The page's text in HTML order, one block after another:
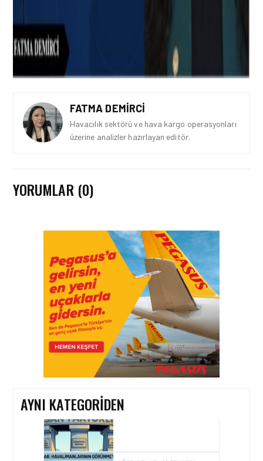
FATMA DEMIRCI
Havacılık sektörü ve hava kargo operasyonları
üzerine analizler hazırlayan editör.
YORUMLAR (0)
AYNI KATEGORIDEN
KÖŞE YAZILARI • 30 TEM 2026
HAVACILIK EMNIYETINDE
KRIZ YÖNETIMI, İNSAN
FAKTÖRÜ VE LIDERLIK:
BA919 SEFERI ÖRNEĞI
KÖŞE YAZILARI • 25 TEM 2026
ICAO 2026 RAPORUNDA
İNSAN FAKTÖRLERI VE
OPERASYONEL
İSTATISTIKLER